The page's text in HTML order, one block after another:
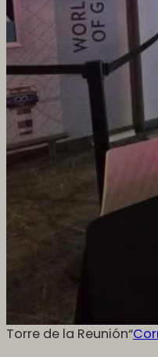
Torre de la Reunión“